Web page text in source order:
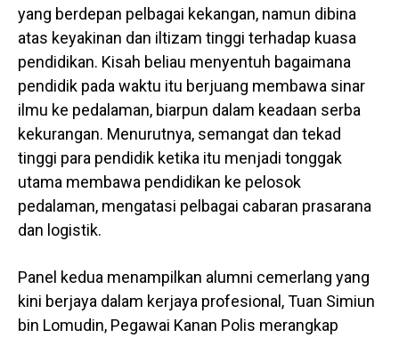
yang berdepan pelbagai kekangan, namun dibina
atas keyakinan dan iltizam tinggi terhadap kuasa
pendidikan. Kisah beliau menyentuh bagaimana
pendidik pada waktu itu berjuang membawa sinar
ilmu ke pedalaman, biarpun dalam keadaan serba
kekurangan. Menurutnya, semangat dan tekad
tinggi para pendidik ketika itu menjadi tonggak
utama membawa pendidikan ke pelosok
pedalaman, mengatasi pelbagai cabaran prasarana
dan logistik.
Panel kedua menampilkan alumni cemerlang yang
kini berjaya dalam kerjaya profesional, Tuan Simiun
bin Lomudin, Pegawai Kanan Polis merangkap